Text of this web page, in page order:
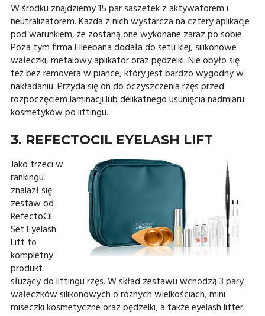
W środku znajdziemy 15 par saszetek z aktywatorem i
neutralizatorem. Każda z nich wystarcza na cztery aplikacje
pod warunkiem, że zostaną one wykonane zaraz po sobie.
Poza tym firma Elleebana dodała do setu klej, silikonowe
wałeczki, metalowy aplikator oraz pędzelki. Nie obyło się
też bez removera w piance, który jest bardzo wygodny w
nakładaniu. Przyda się on do oczyszczenia rzęs przed
rozpoczęciem laminacji lub delikatnego usunięcia nadmiaru
kosmetyków po liftingu.
3. REFECTOCIL EYELASH LIFT
Jako trzeci w
rankingu
znalazł się
zestaw od
RefectoCil.
Set Eyelash
Lift to
kompletny
produkt
służący do liftingu rzęs. W skład zestawu wchodzą 3 pary
wałeczków silikonowych o różnych wielkościach, mini
miseczki kosmetyczne oraz pędzelki, a także eyelash lifter.